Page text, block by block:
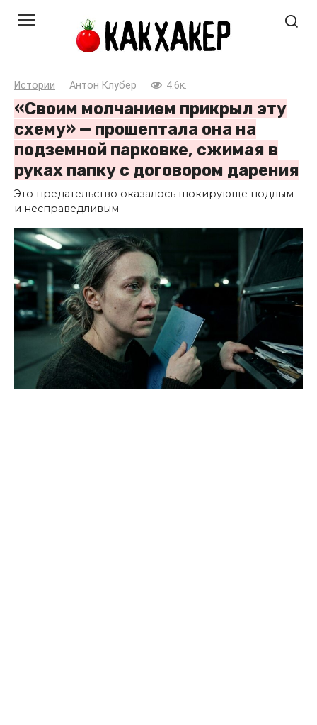
Истории Антон Клубер 4.6к.
«Своим молчанием прикрыл эту
схему» — прошептала она на
подземной парковке, сжимая в
руках папку с договором дарения
Это предательство оказалось шокирующе подлым
и несправедливым